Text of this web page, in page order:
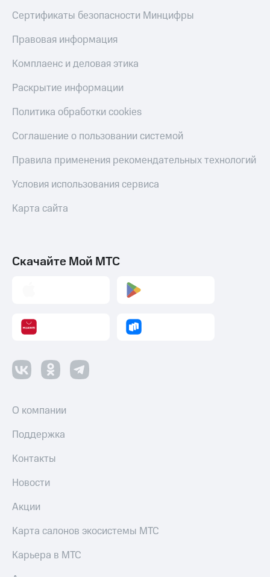
Сертификаты безопасности Минцифры
Правовая информация
Комплаенс и деловая этика
Раскрытие информации
Политика обработки cookies
Соглашение о пользовании системой
Правила применения рекомендательных технологий
Условия использования сервиса
Карта сайта
Скачайте Мой МТС
О компании
Поддержка
Контакты
Новости
Акции
Карта салонов экосистемы МТС
Карьера в МТС